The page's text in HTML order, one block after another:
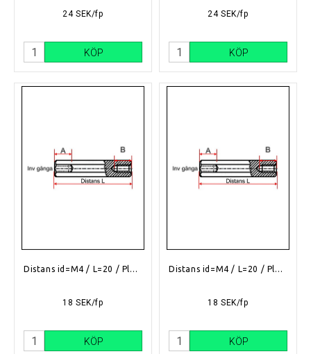
24 SEK/fp
KÖP
24 SEK/fp
KÖP
Distans id=M4 / L=20 / Plast
18 SEK/fp
KÖP
Distans id=M4 / L=20 / Plast
18 SEK/fp
KÖP